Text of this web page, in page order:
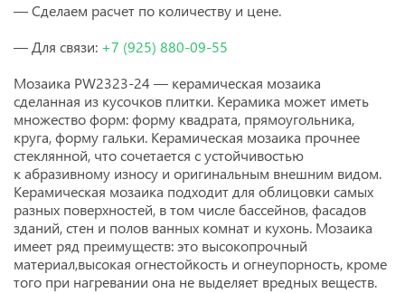
— Сделаем расчет по количеству и цене.
— Для связи: +7 (925) 880-09-55
Мозаика PW2323-24 — керамическая мозаика
сделанная из кусочков плитки. Керамика может иметь
множество форм: форму квадрата, прямоугольника,
круга, форму гальки. Керамическая мозаика прочнее
стеклянной, что сочетается с устойчивостью
к абразивному износу и оригинальным внешним видом.
Керамическая мозаика подходит для облицовки самых
разных поверхностей, в том числе бассейнов, фасадов
зданий, стен и полов ванных комнат и кухонь. Мозаика
имеет ряд преимуществ: это высокопрочный
материал,высокая огнестойкость и огнеупорность, кроме
того при нагревании она не выделяет вредных веществ.